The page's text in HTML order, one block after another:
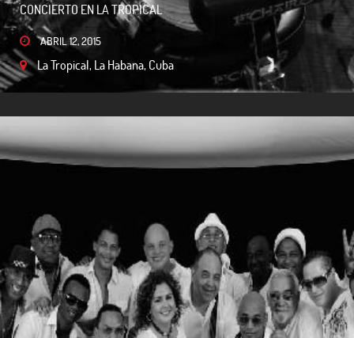
CONCIERTO EN LA TROPICAL
ABRIL 12, 2015
La Tropical, La Habana, Cuba